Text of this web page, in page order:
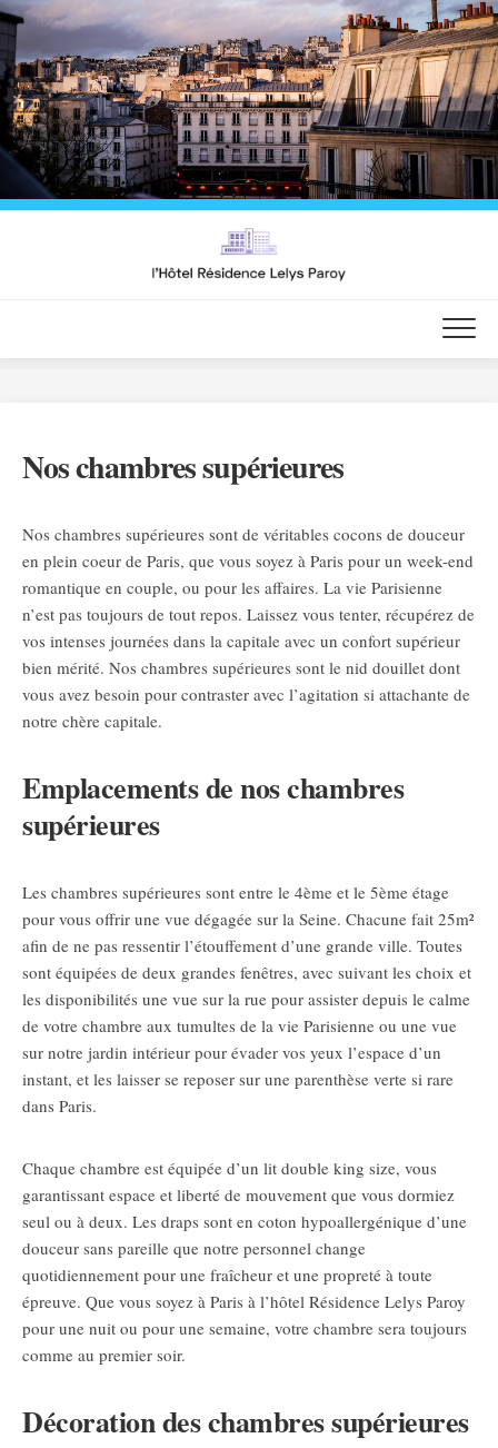
Skip
to
content
Nos chambres supérieures
Nos chambres supérieures sont de véritables cocons de douceur
en plein coeur de Paris, que vous soyez à Paris pour un week-end
romantique en couple, ou pour les affaires. La vie Parisienne
n’est pas toujours de tout repos. Laissez vous tenter, récupérez de
vos intenses journées dans la capitale avec un confort supérieur
bien mérité. Nos chambres supérieures sont le nid douillet dont
vous avez besoin pour contraster avec l’agitation si attachante de
notre chère capitale.
Emplacements de nos chambres
supérieures
Les chambres supérieures sont entre le 4ème et le 5ème étage
pour vous offrir une vue dégagée sur la Seine. Chacune fait 25m²
afin de ne pas ressentir l’étouffement d’une grande ville. Toutes
sont équipées de deux grandes fenêtres, avec suivant les choix et
les disponibilités une vue sur la rue pour assister depuis le calme
de votre chambre aux tumultes de la vie Parisienne ou une vue
sur notre jardin intérieur pour évader vos yeux l’espace d’un
instant, et les laisser se reposer sur une parenthèse verte si rare
dans Paris.
Chaque chambre est équipée d’un lit double king size, vous
garantissant espace et liberté de mouvement que vous dormiez
seul ou à deux. Les draps sont en coton hypoallergénique d’une
douceur sans pareille que notre personnel change
quotidiennement pour une fraîcheur et une propreté à toute
épreuve. Que vous soyez à Paris à l’hôtel Résidence Lelys Paroy
pour une nuit ou pour une semaine, votre chambre sera toujours
comme au premier soir.
Décoration des chambres supérieures